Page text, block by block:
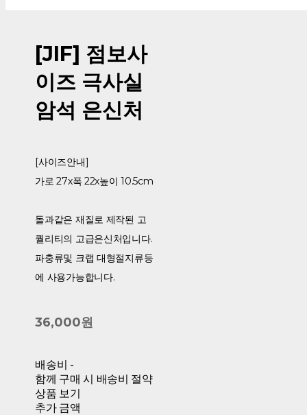
[JIF] 점보사
이즈 극사실
암석 은신처
[사이즈안내]
가로 27x폭 22x높이 10.5cm
돌과같은 재질로 제작된 고
퀄리티의 고급은신처입니다.
파충류및 크랩 대형절지류등
에 사용가능합니다.
36,000원
배송비 -
함께 구매 시 배송비 절약
상품 보기
추가 금액